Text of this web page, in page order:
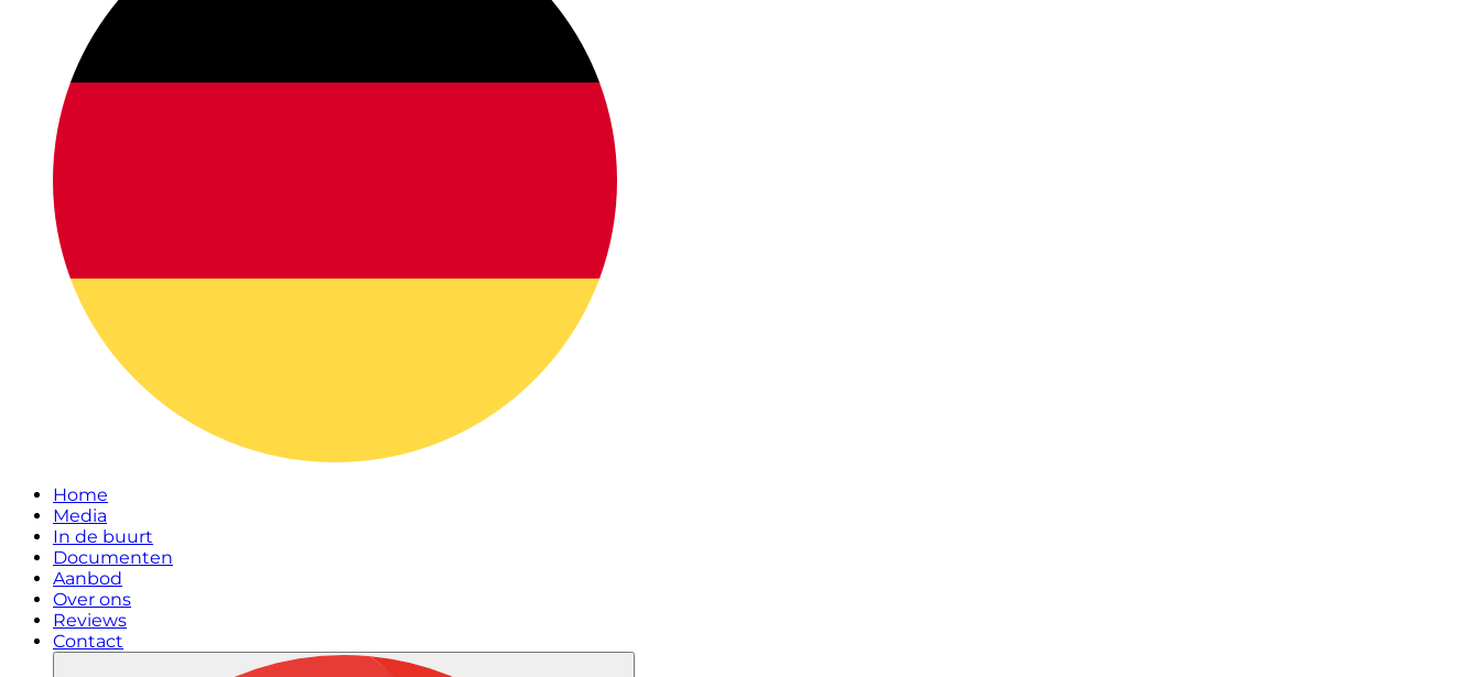
Home
Media
In de buurt
Documenten
Aanbod
Over ons
Reviews
Contact